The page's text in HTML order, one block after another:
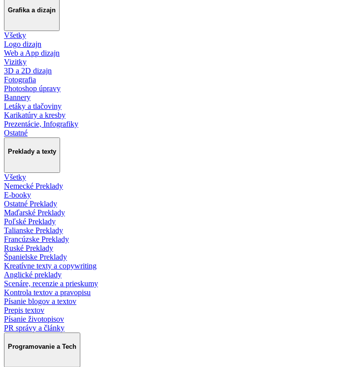
Grafika a dizajn
Všetky
Logo dizajn
Web a App dizajn
Vizitky
3D a 2D dizajn
Fotografia
Photoshop úpravy
Bannery
Letáky a tlačoviny
Karikatúry a kresby
Prezentácie, Infografiky
Ostatné
Preklady a texty
Všetky
Nemecké Preklady
E-booky
Ostatné Preklady
Maďarské Preklady
Poľské Preklady
Talianske Preklady
Francúzske Preklady
Ruské Preklady
Španielske Preklady
Kreatívne texty a copywriting
Anglické preklady
Scenáre, recenzie a prieskumy
Kontrola textov a pravopisu
Písanie blogov a textov
Prepis textov
Písanie životopisov
PR správy a články
Programovanie a Tech